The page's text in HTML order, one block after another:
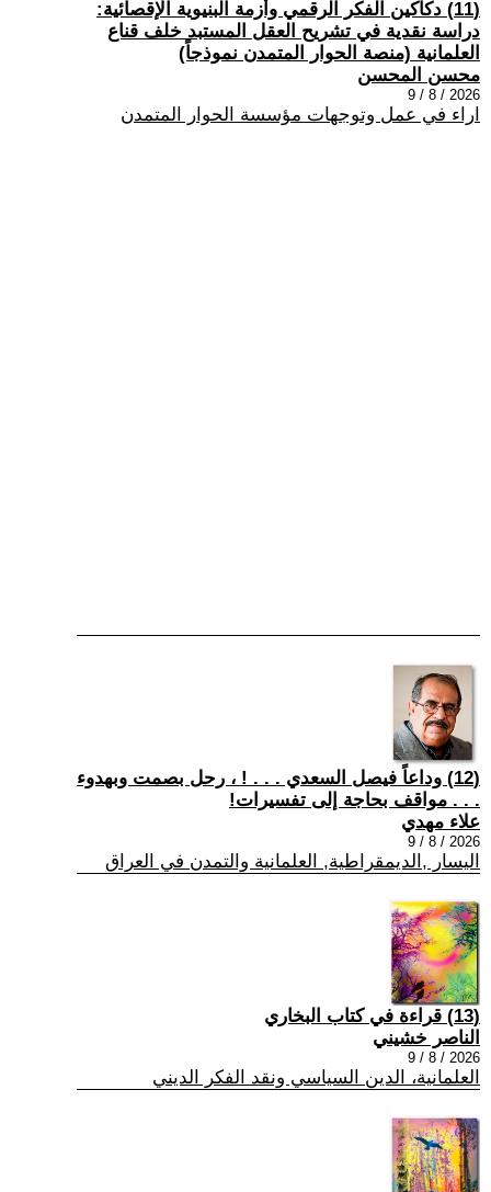
(11) دكاكين الفكر الرقمي وأزمة البنيوية الإقصائية:
دراسة نقدية في تشريح العقل المستبد خلف قناع
العلمانية (منصة الحوار المتمدن نموذجاً)
محسن المحسن
2026 / 8 / 9
اراء في عمل وتوجهات مؤسسة الحوار المتمدن
(12) وداعاً فيصل السعدي . . . ! ، رحل بصمت وبهدوء
. . . مواقف بحاجة إلى تفسيرات!
علاء مهدي
2026 / 8 / 9
اليسار ,الديمقراطية, العلمانية والتمدن في العراق
(13) قراءة في كتاب البخاري
الناصر خشيني
2026 / 8 / 9
العلمانية، الدين السياسي ونقد الفكر الديني